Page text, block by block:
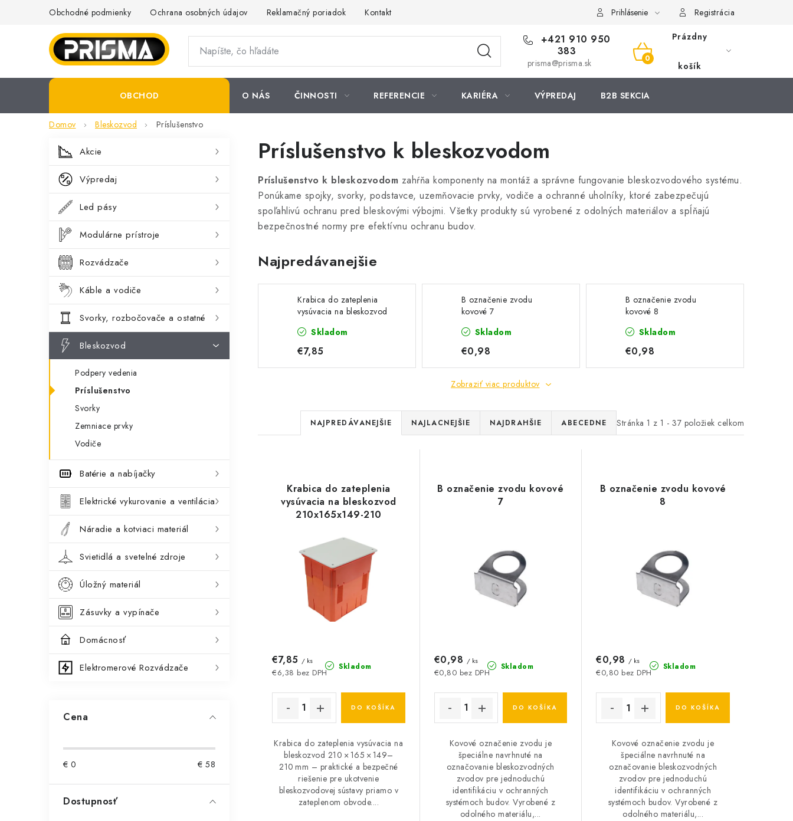
Obchodné podmienky Ochrana osobných údajov Reklamačný poriadok Kontakt Prihlásenie Registrácia
+421 910 950
383
prisma@prisma.sk
NÁKUPNÝ
KOŠÍK
Prázdny
košík
OBCHOD O NÁS ČINNOSTI REFERENCIE KARIÉRA VÝPREDAJ B2B SEKCIA
Domov Bleskozvod Príslušenstvo
B
o
č
n
p
a
n
e
Preskočiť
kategórie
K
a
g
ó
i
e
Akcie
Výpredaj
Led pásy
Modulárne prístroje
Rozvádzače
Káble a vodiče
Svorky, rozbočovače a ostatné
Bleskozvod
Podpery vedenia
Príslušenstvo
Svorky
Zemniace prvky
Vodiče
Batérie a nabíjačky
Elektrické vykurovanie a ventilácia
Náradie a kotviaci materiál
Svietidlá a svetelné zdroje
Úložný materiál
Zásuvky a vypínače
Domácnosť
Elektromerové Rozvádzače
Cena
€ 0 € 58
Dostupnosť
Príslušenstvo k bleskozvodom
Príslušenstvo k bleskozvodom zahŕňa komponenty na montáž a správne fungovanie bleskozvodového systému.
Ponúkame spojky, svorky, podstavce, uzemňovacie prvky, vodiče a ochranné uholníky, ktoré zabezpečujú
spoľahlivú ochranu pred bleskovými výbojmi. Všetky produkty sú vyrobené z odolných materiálov a spĺňajú
bezpečnostné normy pre efektívnu ochranu budov.
Najpredávanejšie
Krabica do zateplenia
vysúvacia na bleskozvod
Skladom
€7,85
B označenie zvodu
kovové 7
Skladom
€0,98
B označenie zvodu
kovové 8
Skladom
€0,98
Zobraziť viac produktov
Stránka 1 z 1 - 37 položiek celkom
R
a
e
n
e
p
r
u
k
t
o
v
NAJPREDÁVANEJŠIE NAJLACNEJŠIE NAJDRAHŠIE ABECEDNE
Krabica do zateplenia
vysúvacia na bleskozvod
210x165x149-210
Skladom
€6,38 bez DPH
€7,85 / ks
DO KOŠÍKA
Krabica do zateplenia vysúvacia na
bleskozvod 210 × 165 × 149–
210 mm – praktické a bezpečné
riešenie pre ukotvenie
bleskozvodovej sústavy priamo v
zateplenom obvode....
B označenie zvodu kovové
7
Skladom
€0,80 bez DPH
€0,98 / ks
DO KOŠÍKA
Kovové označenie zvodu je
špeciálne navrhnuté na
označovanie bleskozvodných
zvodov pre jednoduchú
identifikáciu v ochranných
systémoch budov. Vyrobené z
odolného materiálu,...
B označenie zvodu kovové
8
Skladom
€0,80 bez DPH
€0,98 / ks
DO KOŠÍKA
Kovové označenie zvodu je
špeciálne navrhnuté na
označovanie bleskozvodných
zvodov pre jednoduchú
identifikáciu v ochranných
systémoch budov. Vyrobené z
odolného materiálu,...